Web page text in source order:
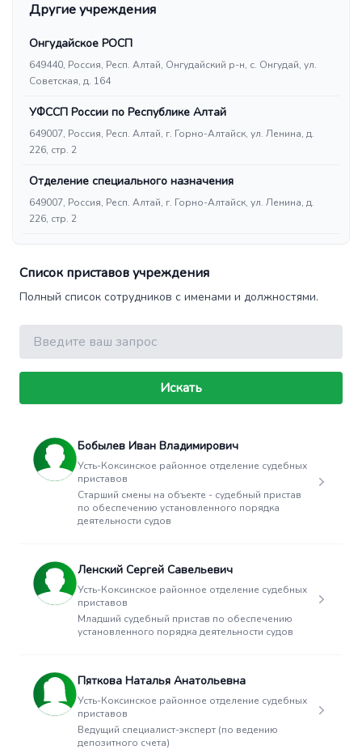
Другие учреждения
Онгудайское РОСП
649440, Россия, Респ. Алтай, Онгудайский р-н, с. Онгудай, ул.
Советская, д. 164
УФССП России по Республике Алтай
649007, Россия, Респ. Алтай, г. Горно-Алтайск, ул. Ленина, д.
226, стр. 2
Отделение специального назначения
649007, Россия, Респ. Алтай, г. Горно-Алтайск, ул. Ленина, д.
226, стр. 2
Список приставов учреждения
Полный список сотрудников с именами и должностями.
Поиск
Искать
Бобылев Иван Владимирович
Усть-Коксинское районное отделение судебных
приставов
Старший смены на объекте - судебный пристав
по обеспечению установленного порядка
деятельности судов
Ленский Сергей Савельевич
Усть-Коксинское районное отделение судебных
приставов
Младший судебный пристав по обеспечению
установленного порядка деятельности судов
Пяткова Наталья Анатольевна
Усть-Коксинское районное отделение судебных
приставов
Ведущий специалист-эксперт (по ведению
депозитного счета)